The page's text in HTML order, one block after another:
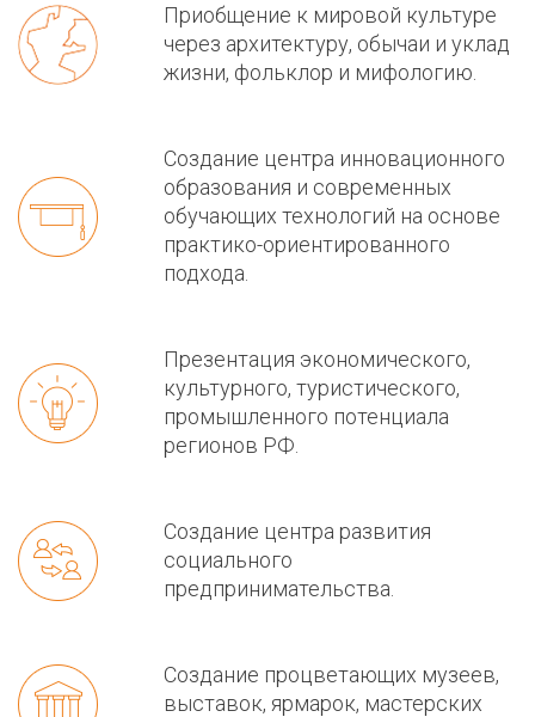
Приобщение к мировой культуре
через архитектуру, обычаи и уклад
жизни, фольклор и мифологию.
Создание центра инновационного
образования и современных
обучающих технологий на основе
практико-ориентированного
подхода.
Презентация экономического,
культурного, туристического,
промышленного потенциала
регионов РФ.
Создание центра развития
социального
предпринимательства.
Создание процветающих музеев,
выставок, ярмарок, мастерских